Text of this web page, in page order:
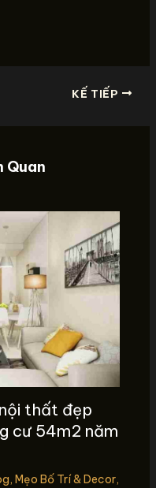
KẾ TIẾP
Quan
thất đẹp
cư 54m2 năm
, Mẹo Bố Trí & Decor,